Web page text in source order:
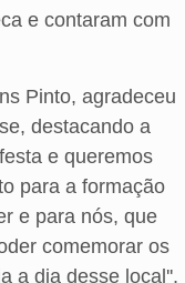
e contaram com
Pinto, agradeceu
destacando a
e queremos
para a formação
e para nós, que
comemorar os
a dia desse local'',